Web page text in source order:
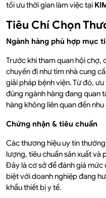
tối ưu thời gian làm việc tại
Tiêu Chí Chọn
Ngành hàng phù hợp mục
Trước khi tham quan hội chợ,
chuyến đi như tìm nhà cung
giải pháp bệnh viện. Từ đó,
đúng ngành hàng đang quan
hàng không liên quan đến
Chứng nhận & tiêu chuẩn
Các thương hiệu uy tín
lượng, tiêu chuẩn sản xuất và
Đây là cơ sở để đánh giá mức
biệt với doanh nghiệp đang
khẩu thiết bị y tế.